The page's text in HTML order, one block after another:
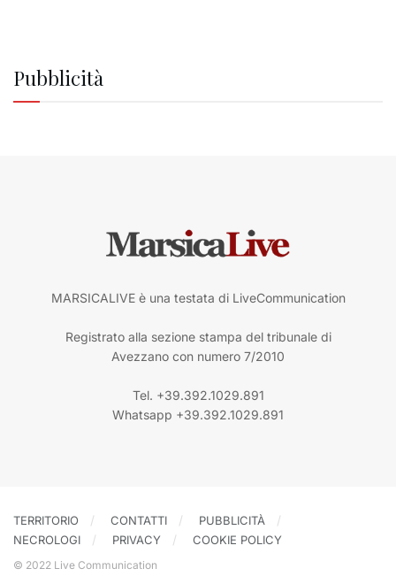
Pubblicità
MARSICALIVE è una testata di LiveCommunication
Registrato alla sezione stampa del tribunale di
Avezzano con numero 7/2010
Tel. +39.392.1029.891
Whatsapp +39.392.1029.891
TERRITORIO CONTATTI
PUBBLICITÀ
NECROLOGI
PRIVACY COOKIE POLICY
© 2022 Live Communication